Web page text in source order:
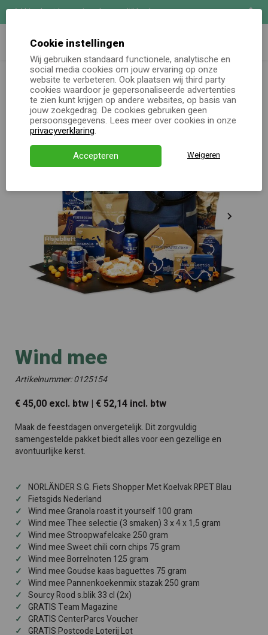
Uitgebreide maatwerk mogelijkheden
Online keuzecadeau
Kerstpakketten
Alle momenten
Verjaardagsservice
Direct bestellen
Zoeken
Kerstpakketten totaal Kerstpakket Wind mee
Wind mee
Artikelnummer: 0125154
€ 45,00 excl. btw | € 52,14 incl. btw
Maak de feestdagen onvergetelijk. Dit zorgvuldig
samengestelde pakket biedt alles voor een gezellige en
avontuurlijke kerst.
NORLÄNDER S.G. Fiets Shopper Met Koelvak RPET Blau
Fietsgids Nederland
Wind mee Granola roast it yourself 100 gram
Wind mee Thee selectie (3 smaken) 3 x 4 x 1,5 gram
Wind mee Stroopwafelcake 250 gram
Wind mee Sweet chili corn chips 75 gram
Wind mee Borrelnoten 125 gram
Wind mee Goudse kaas baguettes 75 gram
Wind mee Pannenkoekenmix stazak 250 gram
Sourcy Rood s.blik 33 cl (2x)
GRATIS Team Magazine
GRATIS CenterParcs Voucher
GRATIS Postcode Loterij Lot
Cookie instellingen
Wij gebruiken standaard functionele, analytische en
social media cookies om jouw ervaring op onze
website te verbeteren. Ook plaatsen wij third party
cookies waardoor je gepersonaliseerde advertenties
te zien kunt krijgen op andere websites, op basis van
jouw zoekgedrag. De cookies gebruiken geen
persoonsgegevens. Lees meer over cookies in onze
privacyverklaring.
Accepteren
Weigeren